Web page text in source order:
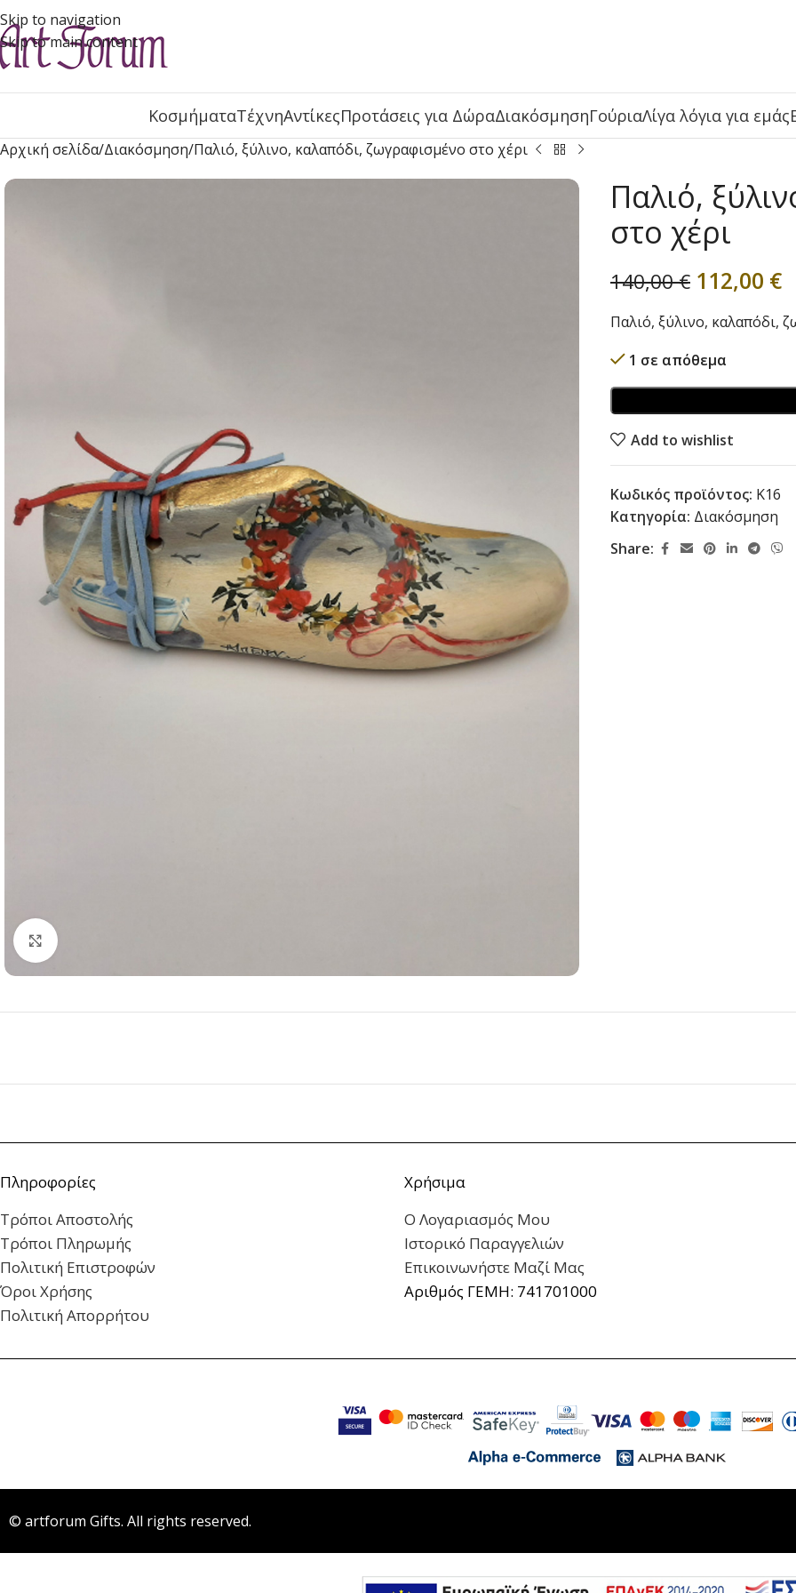
Skip to navigation
Skip to main content
ΚοσμήματαΤέχνηΑντίκεςΠροτάσεις για ΔώραΔιακόσμησηΓούριαΛίγα λόγια για εμάς
Αρχική σελίδα Διακόσμηση Παλιό, ξύλινο, καλαπόδι, ζωγραφισμένο στο χέρι
Παλιό,
στο χέρι
140,00€ 112,00 €
Παλιό, ξύλινο, καλαπόδι,
1 σε απόθεμα
Add to wishlist
Κωδικός προϊόντος: K16
Κατηγορία: Διακόσμηση
Share:
Πληροφορίες
Τρόποι Αποστολής
Τρόποι Πληρωμής
Πολιτική Επιστροφών
Όροι Χρήσης
Πολιτική Απορρήτου
Χρήσιμα
Ο Λογαριασμός Μου
Ιστορικό Παραγγελιών
Επικοινωνήστε Μαζί Μας
Αριθμός ΓΕΜΗ: 741701000
© artforum Gifts. All rights reserved.